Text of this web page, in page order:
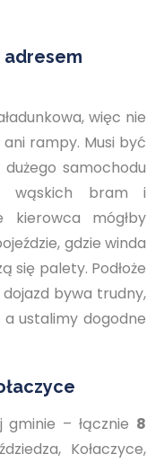
więc nie
rampy. Musi być
dużego samochodu
wąskich bram i
mógłby
gdzie winda
się palety. Podłoże
bywa trudny,
ustalimy dogodne
– łącznie 8
Kołaczyce,